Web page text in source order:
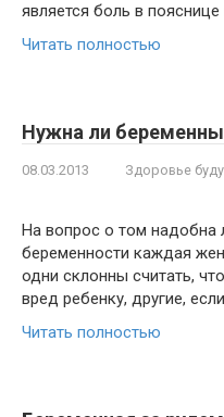
является боль в
Читать полностью
Нужна ли
08.03.2013 Здоровье
На вопрос о том надобна
беременности каждая
одни склонны считать,
вред ребенку, другие, если
Читать полностью